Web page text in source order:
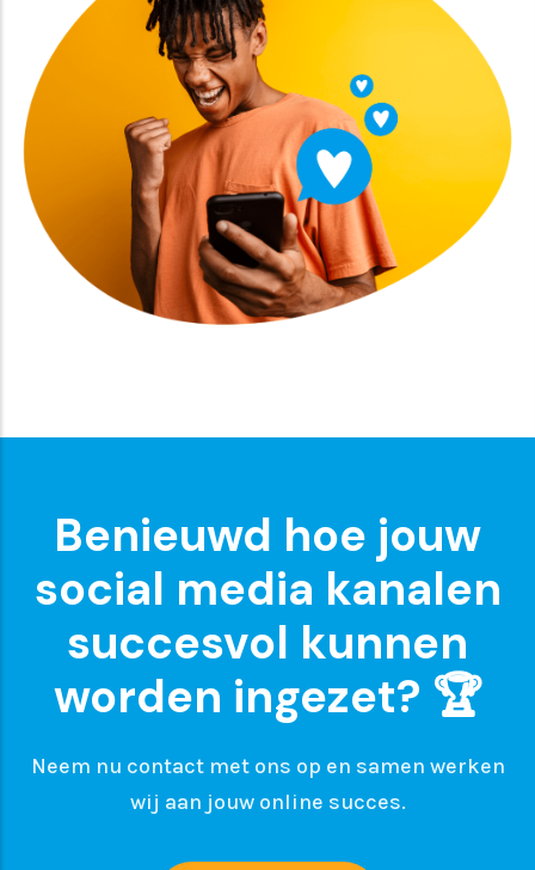
Benieuwd hoe jouw
social media kanalen
succesvol kunnen
worden ingezet? 🏆
Neem nu contact met ons op en samen werken
wij aan jouw online succes.